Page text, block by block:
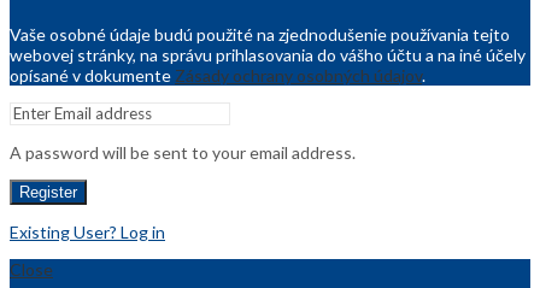
Vaše osobné údaje budú použité na zjednodušenie používania tejto
webovej stránky, na správu prihlasovania do vášho účtu a na iné účely
opísané v dokumente Zásady ochrany osobných údajov.
A password will be sent to your email address.
Register
Existing User? Log in
Close